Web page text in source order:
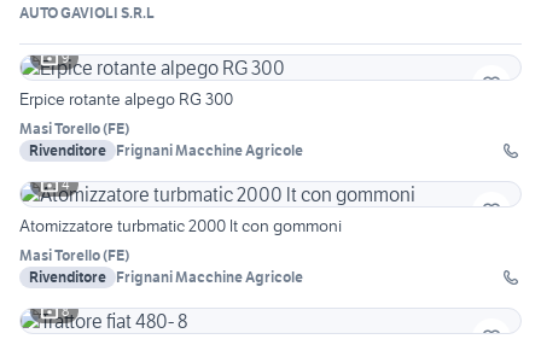
AUTO GAVIOLI S.R.L
9
Erpice rotante alpego RG 300
Masi Torello(FE)
Rivenditore Frignani Macchine Agricole
4
Atomizzatore turbmatic 2000 lt con gommoni
Masi Torello(FE)
Rivenditore Frignani Macchine Agricole
8